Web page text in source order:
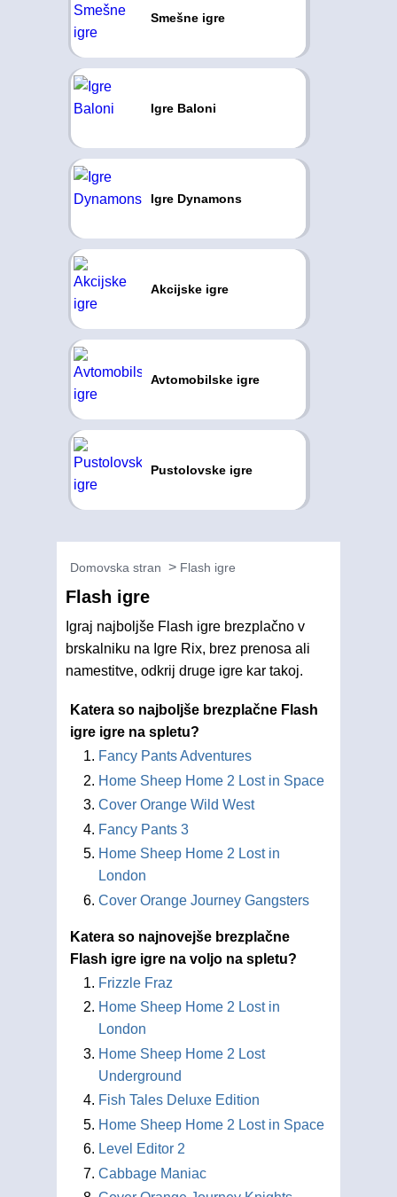
Smešne igre
Igre Baloni
Igre Dynamons
Akcijske igre
Avtomobilske igre
Pustolovske igre
Domovska stran Flash igre
Flash igre
Igraj najboljše Flash igre brezplačno v
brskalniku na Igre Rix, brez prenosa ali
namestitve, odkrij druge igre kar takoj.
Katera so najboljše brezplačne Flash
igre igre na spletu?
Fancy Pants Adventures
Home Sheep Home 2 Lost in Space
Cover Orange Wild West
Fancy Pants 3
Home Sheep Home 2 Lost in
London
Cover Orange Journey Gangsters
Katera so najnovejše brezplačne
Flash igre igre na voljo na spletu?
Frizzle Fraz
Home Sheep Home 2 Lost in
London
Home Sheep Home 2 Lost
Underground
Fish Tales Deluxe Edition
Home Sheep Home 2 Lost in Space
Level Editor 2
Cabbage Maniac